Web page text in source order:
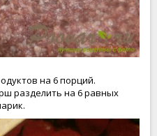
на 6 порций.
разделить на 6 равных